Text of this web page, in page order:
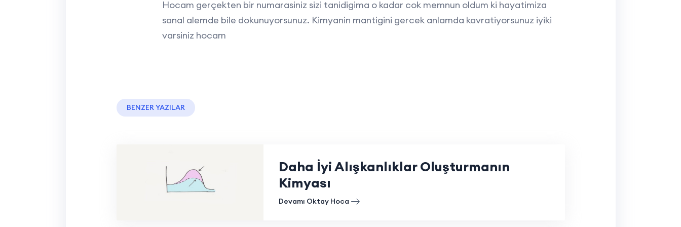
Hocam gerçekten bir numarasiniz sizi tanidigima o kadar cok memnun oldum ki hayatimiza
sanal alemde bile dokunuyorsunuz. Kimyanin mantigini gercek anlamda kavratiyorsunuz iyiki
varsiniz hocam
BENZER YAZILAR
Daha İyi Alışkanlıklar Oluşturmanın
Kimyası
Devamı Oktay Hoca